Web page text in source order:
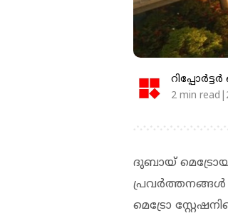
2 min
ദുബായ്
പ്രവർത്തനങ്ങൾ
മെട്രോ